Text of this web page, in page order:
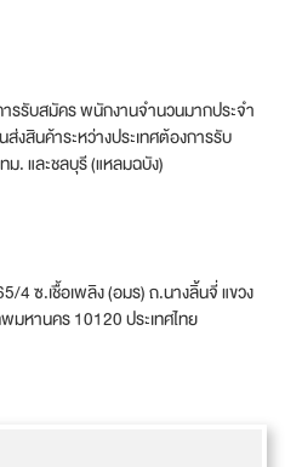
รรับสมัคร พนักงานจำนวนมากประจำ
งสินค้าระหว่างประเทศต้องการรับ
. และชลบุรี (แหลมฉบัง)
4 ซ.เชื้อเพลิง (อมร) ถ.นางลิ้นจี่ แขวง
มหานคร 10120 ประเทศไทย